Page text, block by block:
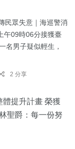
民眾失意｜海巡警消
午09時06分接獲臺
名男子疑似輕生，
2 分享